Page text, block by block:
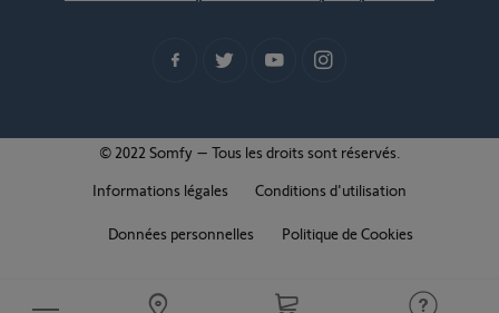
© 2022 Somfy – Tous les droits sont réservés.
Informations légales
Conditions d'utilisation
Données personnelles Politique de Cookies